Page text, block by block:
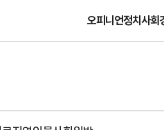
오피니언정치사회